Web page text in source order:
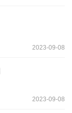
2023-09-08
2023-09-08